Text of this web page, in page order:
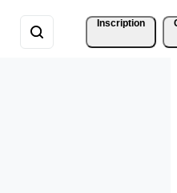
Inscription